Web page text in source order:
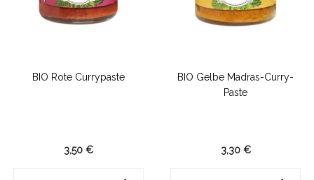
BIO Rote Currypaste
3,50 €
BIO Gelbe Madras-Curry-
Paste
3,30 €